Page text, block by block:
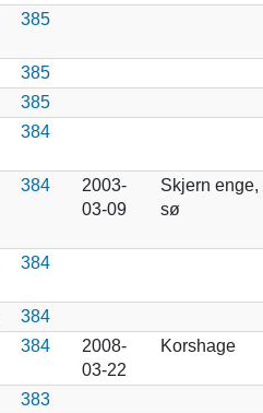
385
385
385
384
384
2003-
03-09
Skjern
sø
384
384
384
2008-
03-22
Korshage
383